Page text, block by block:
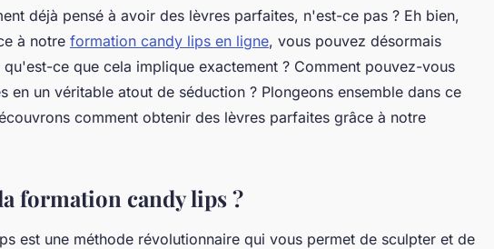
des
notre
ligne
déjà pensé à avoir des lèvres parfaites, n'est-ce pas ? Eh bien,
à notre formation candy lips en ligne, vous pouvez désormais
ce que cela implique exactement ? Comment pouvez-vous
en un véritable atout de séduction ? Plongeons ensemble dans ce
comment obtenir des lèvres parfaites grâce à notre
formation candy lips ?
est une méthode révolutionnaire qui vous permet de sculpter et de